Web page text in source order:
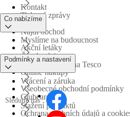
Tiskové zprávy
Myslíme na budoucnost
Obchodní skupina Tesco
Kontakt
Najdi obchod
Časté otázky
Vrácení a záruka
Stažení produktů
Co nabízíme
Akční letáky
Online nákupy
Clubcard
Podmínky a nastavení
Všeobecné obchodní podmínky
Ochrana osobních údajů a
Sledujte nás